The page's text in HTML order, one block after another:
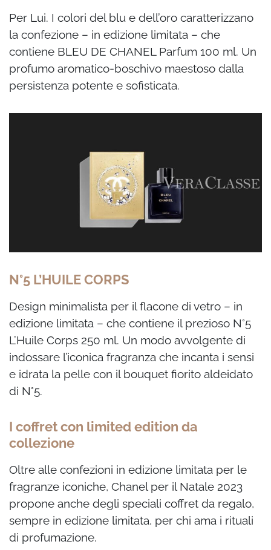
Per Lui. I colori del blu e dell’oro caratterizzano
la confezione – in edizione limitata – che
contiene BLEU DE CHANEL Parfum 100 ml. Un
profumo aromatico-boschivo maestoso dalla
persistenza potente e sofisticata.
N°5 L’HUILE CORPS
Design minimalista per il flacone di vetro – in
edizione limitata – che contiene il prezioso N°5
L’Huile Corps 250 ml. Un modo avvolgente di
indossare l’iconica fragranza che incanta i sensi
e idrata la pelle con il bouquet fiorito aldeidato
di N°5.
I coffret con limited edition da
collezione
Oltre alle confezioni in edizione limitata per le
fragranze iconiche, Chanel per il Natale 2023
propone anche degli speciali coffret da regalo,
sempre in edizione limitata, per chi ama i rituali
di profumazione.